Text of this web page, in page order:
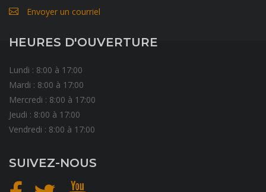
Envoyer un courriel
HEURES D'OUVERTURE
Lundi : 8:00 à 17:00
Mardi : 8:00 à 17:00
Mercredi : 8:00 à 17:00
Jeudi : 8:00 à 17:00
Vendredi : 8:00 à 17:00
SUIVEZ-NOUS